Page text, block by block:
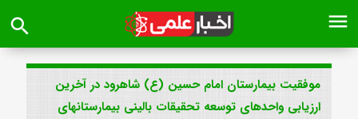
menu
search
موفقیت بیمارستان امام حسین (ع) شاهرود در آخرین
ارزیابی واحدهای توسعه تحقیقات بالینی بیمارستانهای